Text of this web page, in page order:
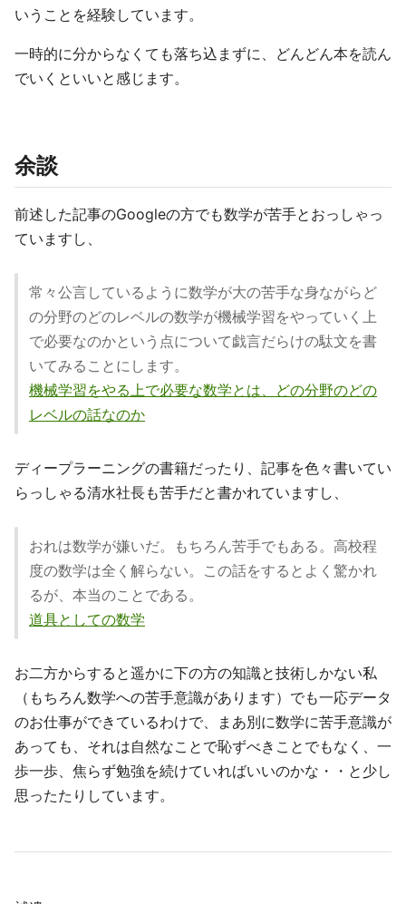
いうことを経験しています。
一時的に分からなくても落ち込まずに、どんどん本を読ん
でいくといいと感じます。
余談
前述した記事のGoogleの方でも数学が苦手とおっしゃっ
ていますし、
常々公言しているように数学が大の苦手な身ながらど
の分野のどのレベルの数学が機械学習をやっていく上
で必要なのかという点について戯言だらけの駄文を書
いてみることにします。
機械学習をやる上で必要な数学とは、どの分野のどの
レベルの話なのか
ディープラーニングの書籍だったり、記事を色々書いてい
らっしゃる清水社長も苦手だと書かれていますし、
おれは数学が嫌いだ。もちろん苦手でもある。高校程
度の数学は全く解らない。この話をするとよく驚かれ
るが、本当のことである。
道具としての数学
お二方からすると遥かに下の方の知識と技術しかない私
（もちろん数学への苦手意識があります）でも一応データ
のお仕事ができているわけで、まあ別に数学に苦手意識が
あっても、それは自然なことで恥ずべきことでもなく、一
歩一歩、焦らず勉強を続けていればいいのかな・・と少し
思ったたりしています。